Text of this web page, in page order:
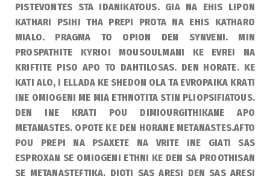
PISTEVONTES STA IDANIKATOUS. GIA NA EHIS LIPON
KATHARI PSIHI THA PREPI PROTA NA EHIS KATHARO
MIALO. PRAGMA TO OPION DEN SYNVENI. MIN
PROSPATHITE KYRIOI MOUSOULMANI KE EVREI NA
KRIFTITE PISO APO TO DAHTILOSAS. DEN HORATE. KE
KATI ALO, I ELLADA KE SHEDON OLA TA EVROPAIKA KRATI
INE OMIOGENI ME MIA ETHNOTITA STIN PLIOPSIFIATOUS.
DEN INE KRATI POU DIMIOURGITHIKANE APO
METANASTES. OPOTE KE DEN HORANE METANASTES.AFTO
POU PREPI NA PSAXETE NA VRITE INE GIATI SAS
ESPROXAN SE OMIOGENI ETHNI KE DEN SA PROOTHISAN
SE METANASTEFTIKA. DIOTI SAS ARESI DEN SAS ARESI